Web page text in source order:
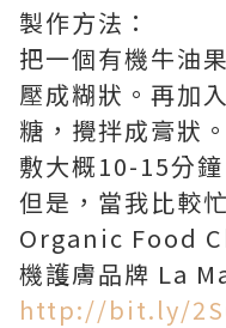
製作方法：
把一個有機牛油
壓成糊狀。再加
糖，攪拌成膏狀
敷大概10-15分
但是，當我比較
Organic Food
機護膚品牌 La
http://bit.ly/